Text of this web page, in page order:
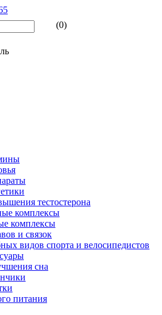
(0)
тестостерона
комплексы
комплексы
и связок
видов спорта и велосипедистов
сна
питания